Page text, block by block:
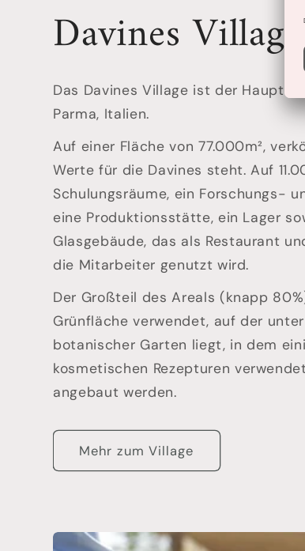
Davines Village
Das Davines Village ist der
Parma, Italien.
Auf einer Fläche von 77.000m²,
Werte für die Davines steht. Auf
Schulungsräume, ein Forschungs-
eine Produktionsstätte, ein Lager
Glasgebäude, das als Restaurant
die Mitarbeiter genutzt wird.
Der Großteil des Areals (knapp
Grünfläche verwendet, auf der
botanischer Garten liegt, in dem
kosmetischen Rezepturen
angebaut werden.
Mehr zum Village